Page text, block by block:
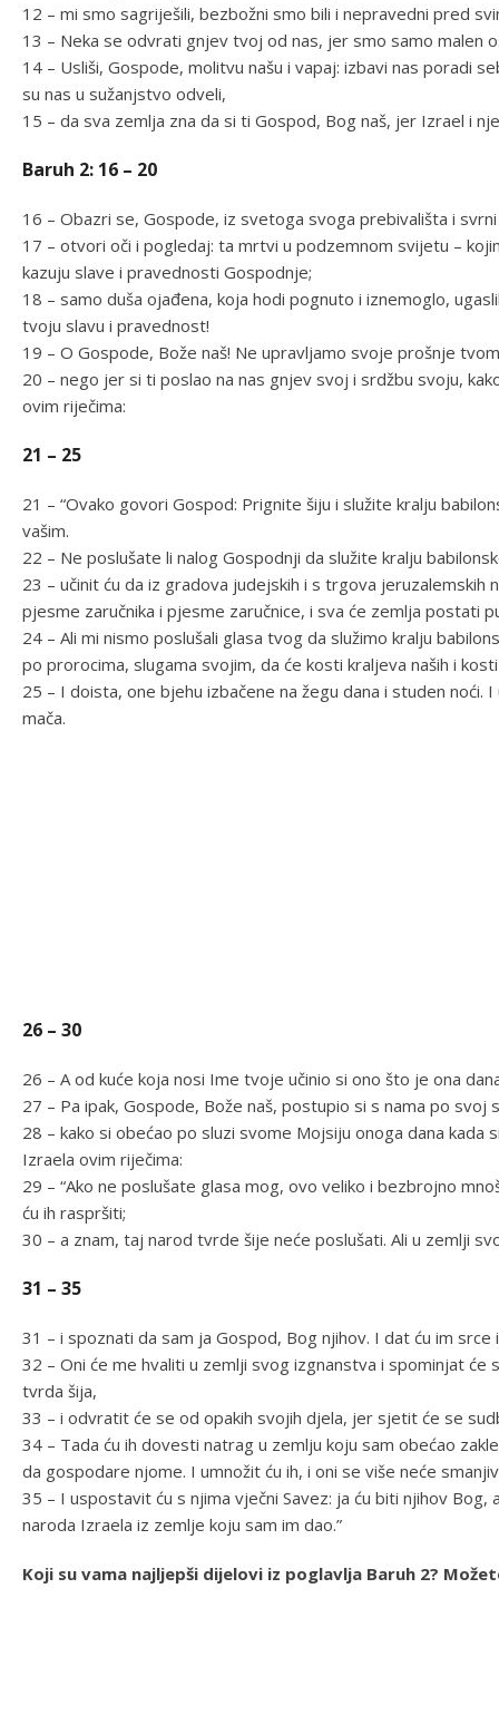
12 – mi smo sagriješili, bezbožni smo bili i nepravedni pred
13 – Neka se odvrati gnjev tvoj od nas, jer smo samo malen
14 – Usliši, Gospode, molitvu našu i vapaj: izbavi nas poradi
su nas u sužanjstvo odveli,
15 – da sva zemlja zna da si ti Gospod, Bog naš, jer Izrael i
Baruh 2: 16 – 20
16 – Obazri se, Gospode, iz svetoga svoga prebivališta i
17 – otvori oči i pogledaj: ta mrtvi u podzemnom svijetu –
kazuju slave i pravednosti Gospodnje;
18 – samo duša ojađena, koja hodi pognuto i iznemoglo,
tvoju slavu i pravednost!
19 – O Gospode, Bože naš! Ne upravljamo svoje prošnje
20 – nego jer si ti poslao na nas gnjev svoj i srdžbu svoju,
ovim riječima:
21 – 25
21 – “Ovako govori Gospod: Prignite šiju i služite kralju
vašim.
22 – Ne poslušate li nalog Gospodnji da služite kralju
23 – učinit ću da iz gradova judejskih i s trgova
pjesme zaručnika i pjesme zaručnice, i sva će zemlja postati
24 – Ali mi nismo poslušali glasa tvog da služimo kralju
po prorocima, slugama svojim, da će kosti kraljeva naših i
25 – I doista, one bjehu izbačene na žegu dana i studen noći.
mača.
26 – 30
26 – A od kuće koja nosi Ime tvoje učinio si ono što je ona
27 – Pa ipak, Gospode, Bože naš, postupio si s nama po
28 – kako si obećao po sluzi svome Mojsiju onoga dana kada
Izraela ovim riječima:
29 – “Ako ne poslušate glasa mog, ovo veliko i bezbrojno
ću ih raspršiti;
30 – a znam, taj narod tvrde šije neće poslušati. Ali u zemlji
31 – 35
31 – i spoznati da sam ja Gospod, Bog njihov. I dat ću im srce
32 – Oni će me hvaliti u zemlji svog izgnanstva i spominjat
tvrda šija,
33 – i odvratit će se od opakih svojih djela, jer sjetit će se
34 – Tada ću ih dovesti natrag u zemlju koju sam obećao
da gospodare njome. I umnožit ću ih, i oni se više neće
35 – I uspostavit ću s njima vječni Savez: ja ću biti njihov
naroda Izraela iz zemlje koju sam im dao.”
Koji su vama najljepši dijelovi iz poglavlja Baruh 2?